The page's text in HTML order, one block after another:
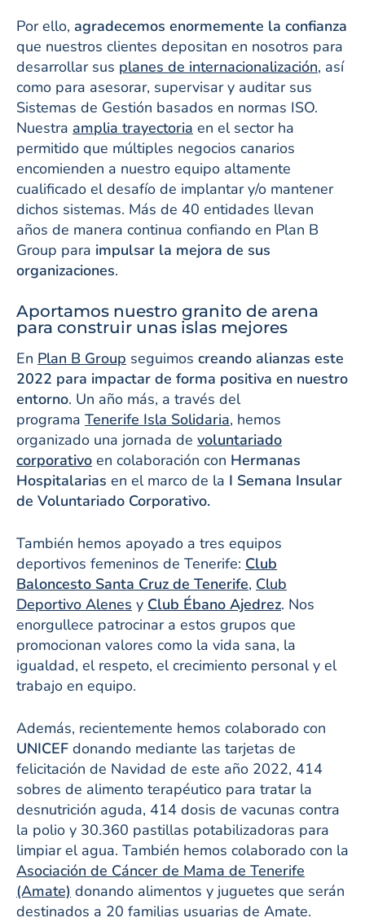
Por ello, agradecemos enormemente la confianza
que nuestros clientes depositan en nosotros para
desarrollar sus planes de internacionalización, así
como para asesorar, supervisar y auditar sus
Sistemas de Gestión basados en normas ISO.
Nuestra amplia trayectoria en el sector ha
permitido que múltiples negocios canarios
encomienden a nuestro equipo altamente
cualificado el desafío de implantar y/o mantener
dichos sistemas. Más de 40 entidades llevan
años de manera continua confiando en Plan B
Group para impulsar la mejora de sus
organizaciones.
Aportamos nuestro granito de arena
para construir unas islas mejores
En Plan B Group seguimos creando alianzas este
2022 para impactar de forma positiva en nuestro
entorno. Un año más, a través del
programa Tenerife Isla Solidaria, hemos
organizado una jornada de voluntariado
corporativo en colaboración con Hermanas
Hospitalarias en el marco de la I Semana Insular
de Voluntariado Corporativo.
También hemos apoyado a tres equipos
deportivos femeninos de Tenerife: Club
Baloncesto Santa Cruz de Tenerife, Club
Deportivo Alenes y Club Ébano Ajedrez. Nos
enorgullece patrocinar a estos grupos que
promocionan valores como la vida sana, la
igualdad, el respeto, el crecimiento personal y el
trabajo en equipo.
Además, recientemente hemos colaborado con
UNICEF donando mediante las tarjetas de
felicitación de Navidad de este año 2022, 414
sobres de alimento terapéutico para tratar la
desnutrición aguda, 414 dosis de vacunas contra
la polio y 30.360 pastillas potabilizadoras para
limpiar el agua. También hemos colaborado con la
Asociación de Cáncer de Mama de Tenerife
(Amate) donando alimentos y juguetes que serán
destinados a 20 familias usuarias de Amate.